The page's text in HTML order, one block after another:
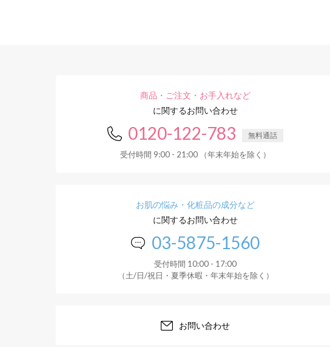
商品・ご注文・お手入れなど
に関するお問い合わせ
0120-122-783 無料通話
受付時間 9:00 - 21:00 （年末年始を除く）
お肌の悩み・化粧品の成分など
に関するお問い合わせ
03-5875-1560
受付時間 10:00 - 17:00
（土/日/祝日・夏季休暇・年末年始を除く）
お問い合わせ